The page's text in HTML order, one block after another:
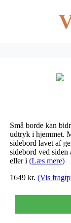
Små borde kan
udtryk i hjemmet.
sidebord lavet af
sidebord ved
eller i (Læs mere)
1649 kr. (Vis